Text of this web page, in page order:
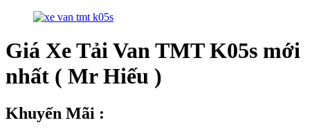
Giá Xe Tải Van TMT K05s mới
nhất ( Mr Hiếu )
Khuyến Mãi :